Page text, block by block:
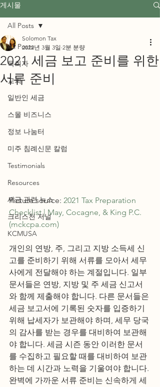
게시물
All Posts
목회자
교회
일반인 세금
스몰 비즈니스
정보 나눔터
미주 침례신문 칼럼
Testimonials
Resources
세금 관련 뉴스
크리스천 저널
KCMUSA
All Posts
2021 세금 보고 준비를 위한
서류 준비
Solomon Tax
2022년 3월 3일 2분 분량
Picture source: 2021 Tax Preparation
Checklist | May, Cocagne, & King P.C.
(mckcpa.com)
개인의 연방, 주, 그리고 지방 소득세 신
고를 준비하기 위해 서류를 모아서 세무
사에게 전달해야 하는 계절입니다. 일부
문서들은 연방, 지방 및 주 세금 신고서
와 함께 제출해야 합니다. 다른 문서들은
세금 보고서에 기록된 숫자를 입증하기
위해 납세자가 보관해야 하며, 세무 당국
의 감사를 받는 경우를 대비하여 보관해
야 합니다. 세금 시즌 동안 이러한 문서
를 수집하고 필요할 때를 대비하여 보관
하는 데 시간과 노력을 기울여야 합니다.
완벽에 가까운 서류 준비는 신속하게 세